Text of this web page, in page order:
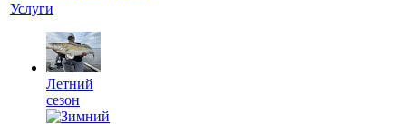
Услуги
Летний
сезон